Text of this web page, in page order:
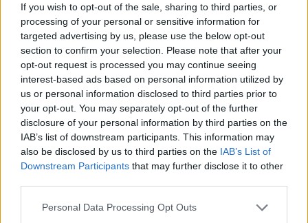
If you wish to opt-out of the sale, sharing to third parties, or
processing of your personal or sensitive information for
targeted advertising by us, please use the below opt-out
section to confirm your selection. Please note that after your
opt-out request is processed you may continue seeing
interest-based ads based on personal information utilized by
us or personal information disclosed to third parties prior to
your opt-out. You may separately opt-out of the further
disclosure of your personal information by third parties on the
IAB’s list of downstream participants. This information may
also be disclosed by us to third parties on the IAB’s List of
Downstream Participants that may further disclose it to other
Please note that this website/app uses one or more Google
Personal Data Processing Opt Outs
Probléma
Katolikus magiszter•2025. szeptember 26.
Azt hittem könnyű. Nem az. Világos lép! A legszebb
hadsereg is a csapás eszköze.